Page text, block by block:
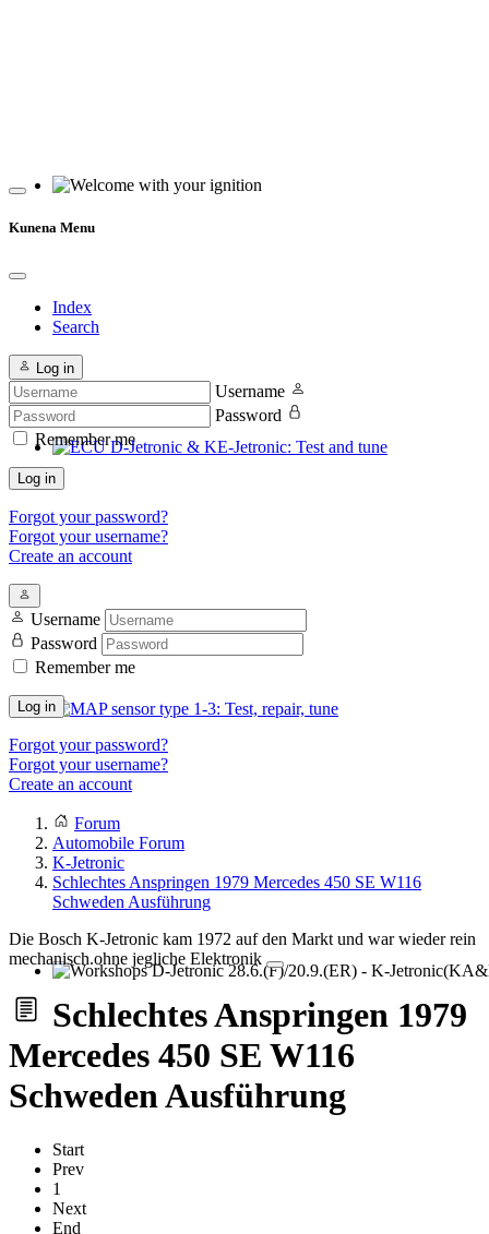
ECU D-Jetronic & KE-Jetronic: Test and tune
Kunena Menu
Index
Search
Log in
Username
Password
Remember me
Log in
Forgot your password?
Forgot your username?
Create an account
Username
Password
Remember me
Log in
Forgot your password?
Forgot your username?
Create an account
Forum
Automobile Forum
K-Jetronic
Schlechtes Anspringen 1979 Mercedes 450 SE W116
Schweden Ausführung
Die Bosch K-Jetronic kam 1972 auf den Markt und war wieder rein
mechanisch.ohne jegliche Elektronik
Schlechtes Anspringen 1979
Mercedes 450 SE W116
Schweden Ausführung
Start
Prev
1
Next
End